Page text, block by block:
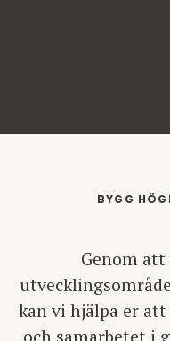
BYGG
Genom
kan vi hjälpa er
och samarbetet i